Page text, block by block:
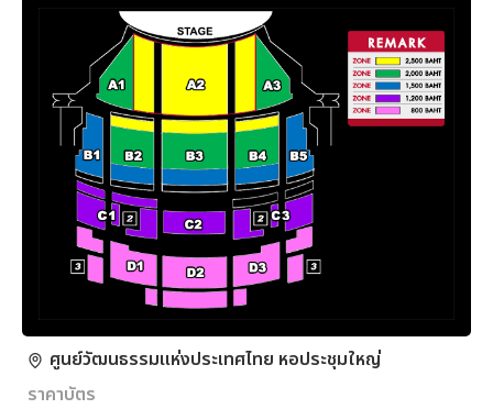
ศูนย์วัฒนธรรมแห่งประเทศไทย หอประชุมใหญ่
ราคาบัตร